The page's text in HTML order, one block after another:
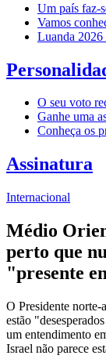
Um país faz-
Vamos
Luanda 2026
O seu voto
Ganhe uma
Conheça os
Assinatura
Internacional
Médio
perto que
"presente
O Presidente
estão
um entendimento
Israel não parece